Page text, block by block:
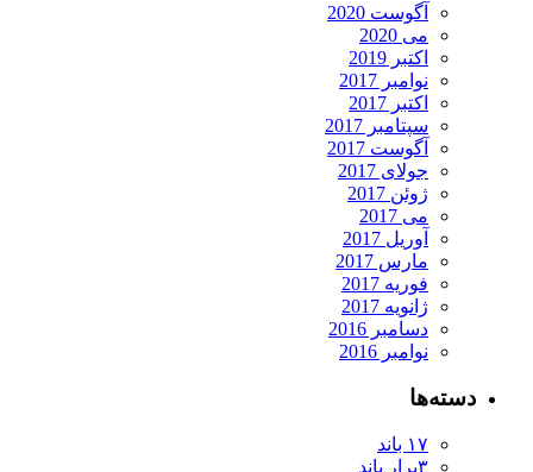
آگوست 2020
می 2020
اکتبر 2019
نوامبر 2017
اکتبر 2017
سپتامبر 2017
آگوست 2017
جولای 2017
ژوئن 2017
می 2017
آوریل 2017
مارس 2017
فوریه 2017
ژانویه 2017
دسامبر 2016
نوامبر 2016
دسته‌ها